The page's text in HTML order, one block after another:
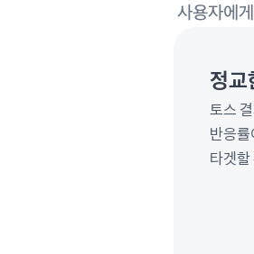
사용자에
정교
토스
반응
타겟할